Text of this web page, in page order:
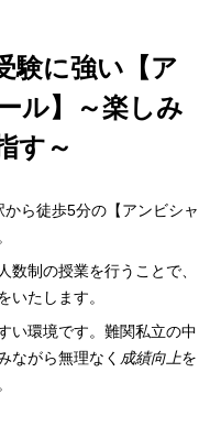
験に強い【ア
ル】～楽しみ
す～
ら徒歩5分の【アンビシャ
数制の授業を行うことで、
いたします。
い環境です。難関私立の中
ながら無理なく 成績向上を